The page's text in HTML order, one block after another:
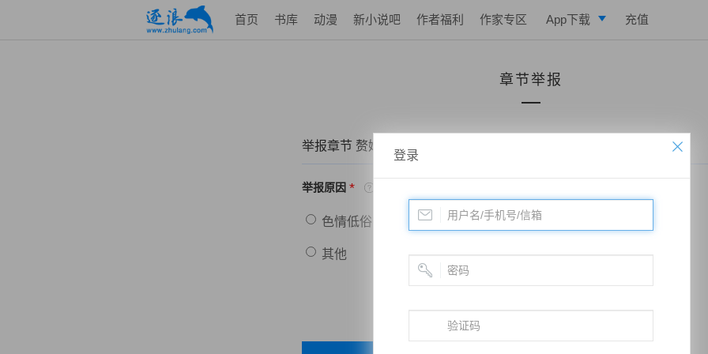
首页 书库 动漫 新小说吧 作者福利 作家专区 App下载
写作助手
充值
章节举报
举报章节 赘婿当道：和老婆荒岛求生的日子——第一百零四章 小猴子
举报原因 *
色情低俗 政治敏感 暴力低俗
其他
登录